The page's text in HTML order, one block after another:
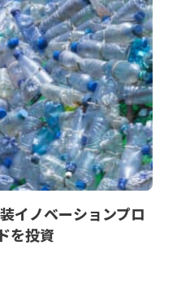
イノベーションプロ
を投資